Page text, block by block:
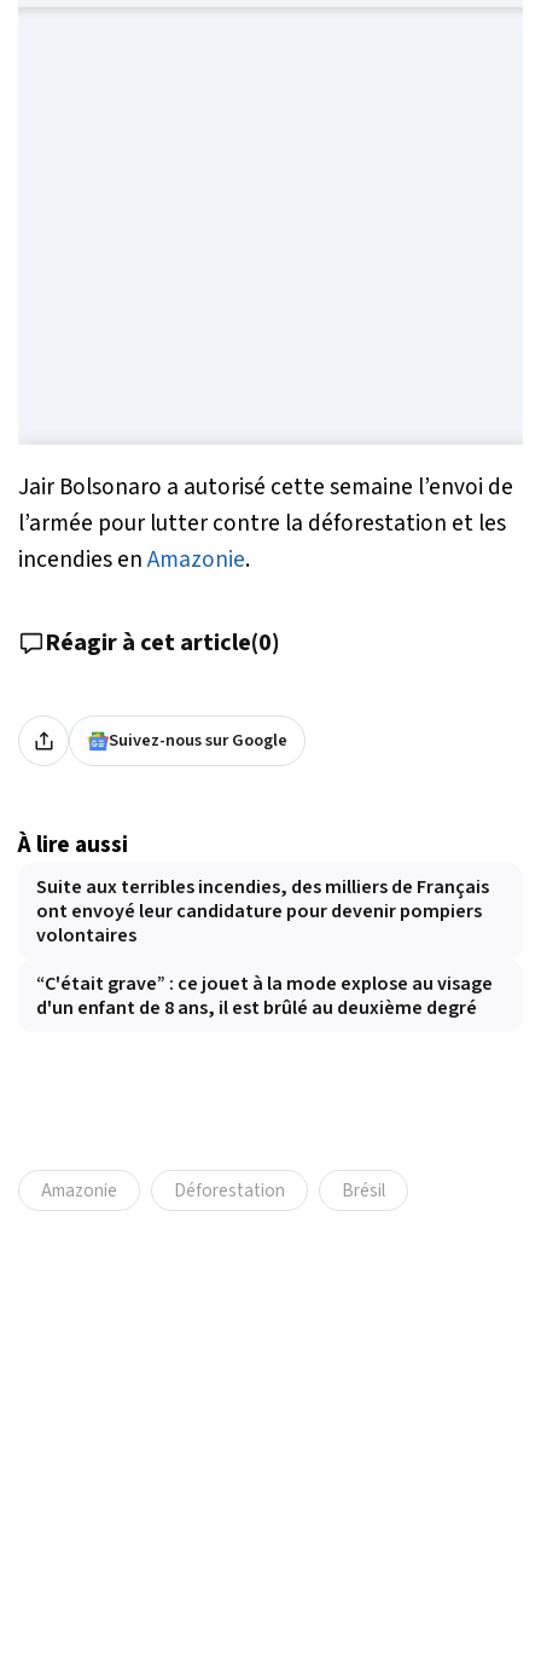
Jair Bolsonaro a autorisé cette semaine l’envoi de
l’armée pour lutter contre la déforestation et les
incendies enAmazonie.
Réagir à cet article(0)
Suivez-nous sur Google
À lire aussi
Suite aux terribles incendies, des milliers de Français
ont envoyé leur candidature pour devenir pompiers
volontaires
“C'était grave” : ce jouet à la mode explose au visage
d'un enfant de 8 ans, il est brûlé au deuxième degré
Amazonie Déforestation Brésil